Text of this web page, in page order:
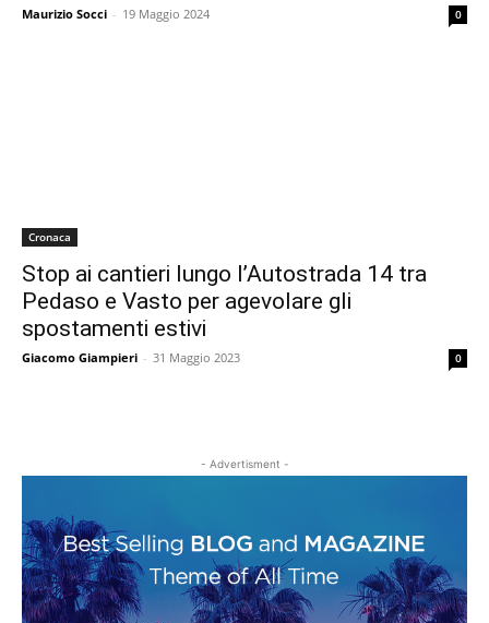
Maurizio Socci - 19 Maggio 2024 0
Cronaca
Stop ai cantieri lungo l’Autostrada 14 tra
Pedaso e Vasto per agevolare gli
spostamenti estivi
Giacomo Giampieri - 31 Maggio 2023 0
- Advertisment -